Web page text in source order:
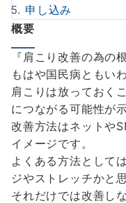
申し込み
概要
『肩こり改善の為の
もはや国民病ともい
肩こりは放っておく
につながる可能性が
改善方法はネットや
イメージです。
よくある方法として
ジやストレッチかと
それだけでは改善し